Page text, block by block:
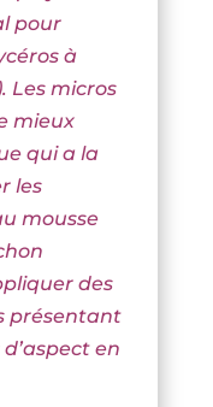
pour
à
Les micros
mieux
qui a la
les
mousse
des
présentant
en